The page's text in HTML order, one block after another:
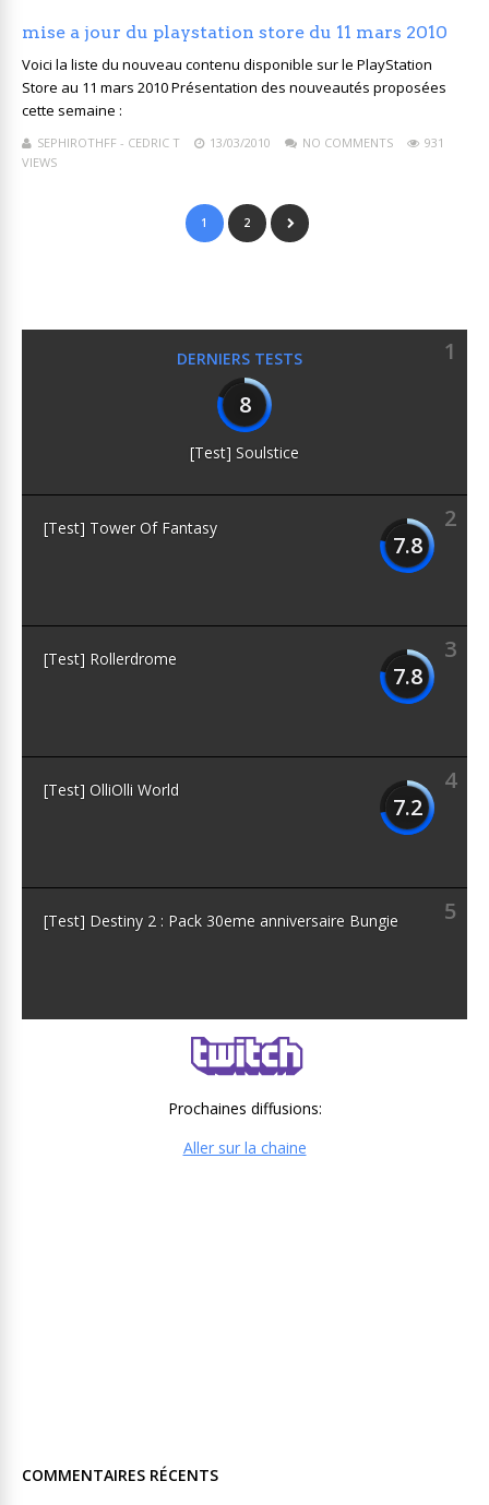
mise a jour du playstation store du 11 mars 2010
Voici la liste du nouveau contenu disponible sur le PlayStation
Store au 11 mars 2010 Présentation des nouveautés proposées
cette semaine :
SEPHIROTHFF - CEDRIC T 13/03/2010 NO COMMENTS
931
VIEWS
1 2
DERNIERS TESTS
1
8
[Test] Soulstice
2
7.8
[Test] Tower Of Fantasy
3
7.8
[Test] Rollerdrome
4
7.2
[Test] OlliOlli World
5
[Test] Destiny 2 : Pack 30eme anniversaire Bungie
Prochaines diffusions:
Aller sur la chaine
COMMENTAIRES RÉCENTS